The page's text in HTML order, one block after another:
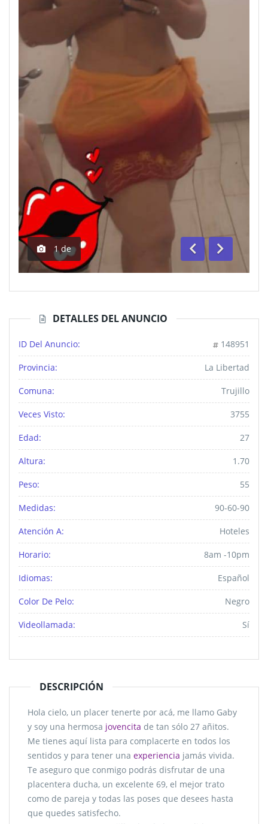
1 de
AnteriorSiguiente
DETALLES DEL ANUNCIO
ID Del Anuncio: 148951
Provincia: La Libertad
Comuna: Trujillo
Veces Visto: 3755
Edad: 27
Altura: 1.70
Peso: 55
Medidas: 90-60-90
Atención A: Hoteles
Horario: 8am -10pm
Idiomas: Español
Color De Pelo: Negro
Videollamada: Sí
DESCRIPCIÓN
Hola cielo, un placer tenerte por acá, me llamo Gaby
y soy una hermosa jovencita de tan sólo 27 añitos.
Me tienes aquí lista para complacerte en todos los
sentidos y para tener una experiencia jamás vivida.
Te aseguro que conmigo podrás disfrutar de una
placentera ducha, un excelente 69, el mejor trato
como de pareja y todas las poses que desees hasta
que quedes satisfecho.